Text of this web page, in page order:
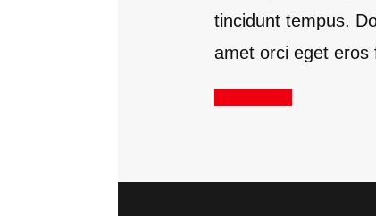
tincidunt tempus.
amet orci eget eros